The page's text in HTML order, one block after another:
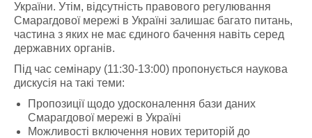
України. Утім, відсутність правового регулювання
Смарагдової мережі в Україні залишає багато питань,
частина з яких не має єдиного бачення навіть серед
державних органів.
Під час семінару (11:30-13:00) пропонується наукова
дискусія на такі теми:
Пропозиції щодо удосконалення бази даних
Смарагдової мережі в Україні
Можливості включення нових територій до